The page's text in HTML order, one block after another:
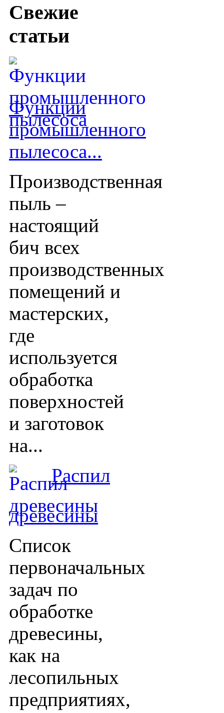
Свежие
статьи
Функции
промышленного
пылесоса...
Производственная
пыль –
настоящий
бич всех
производственных
помещений и
мастерских,
где
используется
обработка
поверхностей
и заготовок
на...
Распил
древесины
Список
первоначальных
задач по
обработке
древесины,
как на
лесопильных
предприятиях,